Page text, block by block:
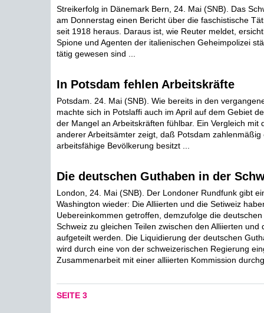
Streikerfolg in Dänemark Bern, 24. Mai (SNB). Das
am Donnerstag einen Bericht über die faschistische
seit 1918 heraus. Daraus ist, wie Reuter meldet,
Spione und Agenten der italienischen Geheimpolizei
tätig gewesen sind ...
In Potsdam fehlen Arbeitskräfte
Potsdam. 24. Mai (SNB). Wie bereits in den
machte sich in Potslaffi auch im April auf dem Gebiet
der Mangel an Arbeitskräften fühlbar. Ein Vergleich mit
anderer Arbeitsämter zeigt, daß Potsdam zahlenmäßig
arbeitsfähige Bevölkerung besitzt ...
Die deutschen Guthaben in der
London, 24. Mai (SNB). Der Londoner Rundfunk gibt
Washington wieder: Die Alliierten und die Setiweiz
Uebereinkommen getroffen, demzufolge die
Schweiz zu gleichen Teilen zwischen den Alliierten und
aufgeteilt werden. Die Liquidierung der deutschen
wird durch eine von der schweizerischen Regierung
Zusammenarbeit mit einer alliierten Kommission
SEITE 3